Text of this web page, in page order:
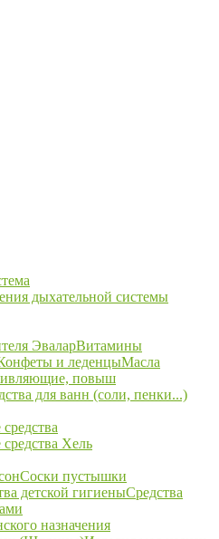
дыхательной системы
ЭваларВитамины
и леденцыМасла
повыш
для ванн (соли, пенки...)
Хель
Соски пустышки
детской гигиеныСредства
назначения